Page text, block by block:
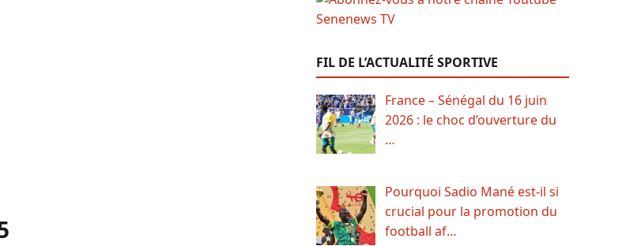
FIL DE L’ACTUALITÉ SPORTIVE
France – Sénégal du 16 juin
2026 : le choc d’ouverture du
…
Pourquoi Sadio Mané est-il si
crucial pour la promotion du
football af…